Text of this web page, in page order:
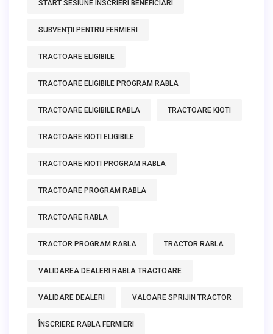
START SESIUNE INSCRIERI BENEFICIARI
SUBVENȚII PENTRU FERMIERI
TRACTOARE ELIGIBILE
TRACTOARE ELIGIBILE PROGRAM RABLA
TRACTOARE ELIGIBILE RABLA TRACTOARE KIOTI
TRACTOARE KIOTI ELIGIBILE
TRACTOARE KIOTI PROGRAM RABLA
TRACTOARE PROGRAM RABLA
TRACTOARE RABLA
TRACTOR PROGRAM RABLA TRACTOR RABLA
VALIDAREA DEALERI RABLA TRACTOARE
VALIDARE DEALERI VALOARE SPRIJIN TRACTOR
ÎNSCRIERE RABLA FERMIERI